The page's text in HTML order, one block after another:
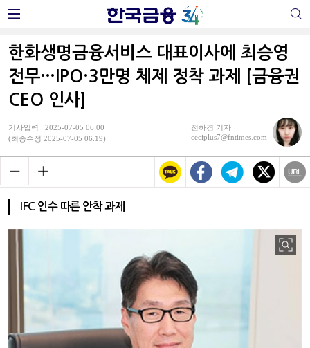
한화생명금융서비스 대표이사에 최승영
전무…IPO·3만명 체제 정착 과제 [금융권
CEO 인사]
기사입력 : 2025-07-05 06:00
(최종수정 2025-07-05 06:19)
전하경 기자
ceciplus7@fntimes.com
IFC 인수 따른 안착 과제